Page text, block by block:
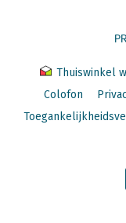
Thuiswinkel
Colofon